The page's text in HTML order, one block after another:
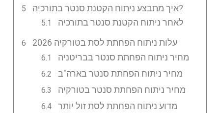
איך מתבצע ניתוח הקטנת סנטר בתורכיה?
לאחר ניתוח הקטנת סנטר בתורכיה
עלות ניתוח הפחתת לסת בטורקיה 2026
מחיר ניתוח הפחתת סנטר בבריטניה
מחיר ניתוח הפחתת סנטר בארה"ב
מחיר ניתוח הפחתת סנטר בטורקיה
מדוע ניתוח הפחתת לסת זול יותר